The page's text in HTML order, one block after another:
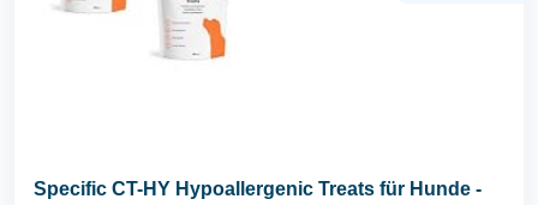
Specific CT-HY Hypoallergenic Treats für Hunde -